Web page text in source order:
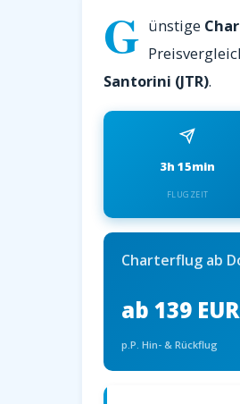
G ünstige
Santorini (JTR).
3h 15min
FLUGZEIT
Charterflug ab
ab 139 EUR
p.P. Hin- & Rückflug